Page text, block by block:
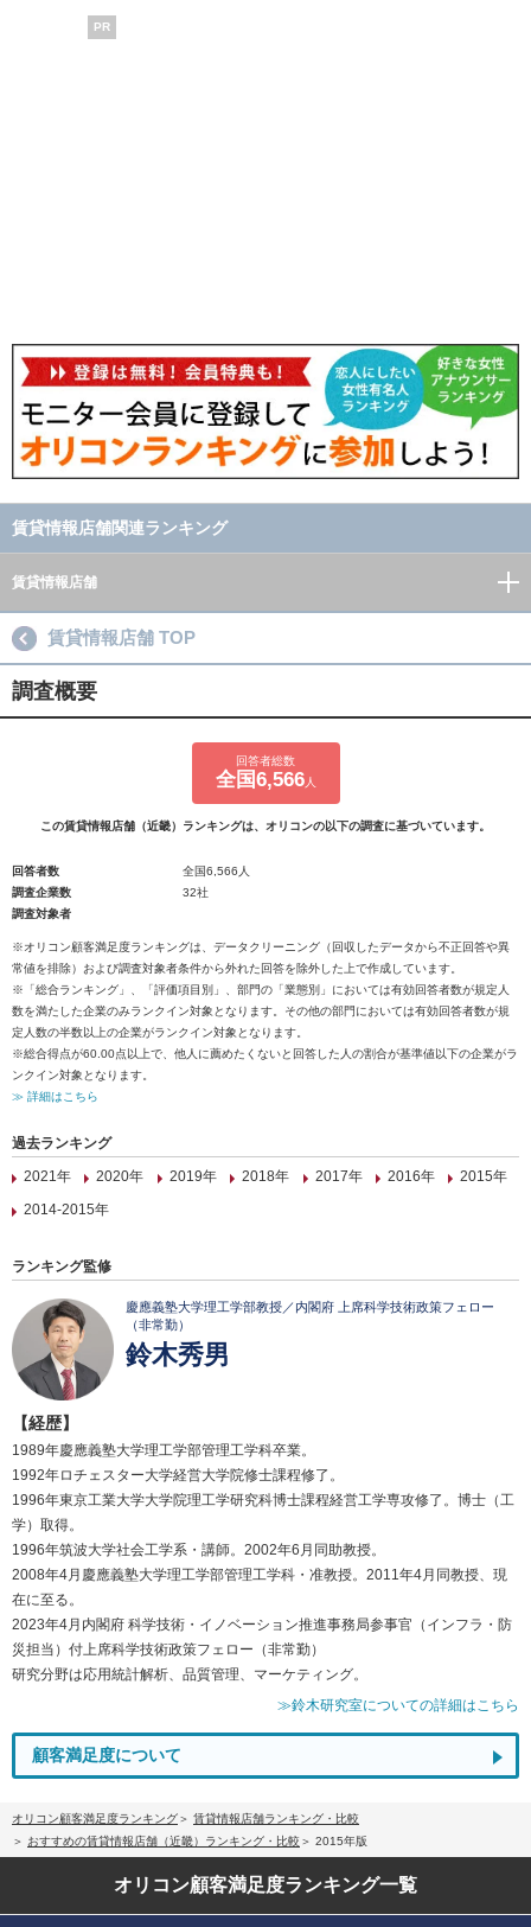
PR
賃貸情報店舗関連ランキング
賃貸情報店舗
賃貸情報店舗 TOP
調査概要
回答者総数
全国6,566人
この賃貸情報店舗（近畿）ランキングは、オリコンの以下の調査に基づいています。
回答者数
全国6,566人
調査企業数
32社
調査対象者
※オリコン顧客満足度ランキングは、データクリーニング（回収したデータから不正回答や異
常値を排除）および調査対象者条件から外れた回答を除外した上で作成しています。
※「総合ランキング」、「評価項目別」、部門の「業態別」においては有効回答者数が規定人
数を満たした企業のみランクイン対象となります。その他の部門においては有効回答者数が規
定人数の半数以上の企業がランクイン対象となります。
※総合得点が60.00点以上で、他人に薦めたくないと回答した人の割合が基準値以下の企業がラ
ンクイン対象となります。
≫ 詳細はこちら
過去ランキング
2021年
2020年 2019年 2018年 2017年 2016年
2015年
2014-2015年
ランキング監修
慶應義塾大学理工学部教授／内閣府 上席科学技術政策フェロー
（非常勤）
鈴木秀男
【経歴】
1989年慶應義塾大学理工学部管理工学科卒業。
1992年ロチェスター大学経営大学院修士課程修了。
1996年東京工業大学大学院理工学研究科博士課程経営工学専攻修了。博士（工
学）取得。
1996年筑波大学社会工学系・講師。2002年6月同助教授。
2008年4月慶應義塾大学理工学部管理工学科・准教授。2011年4月同教授、現
在に至る。
2023年4月内閣府 科学技術・イノベーション推進事務局参事官（インフラ・防
災担当）付上席科学技術政策フェロー（非常勤）
研究分野は応用統計解析、品質管理、マーケティング。
≫鈴木研究室についての詳細はこちら
顧客満足度について
オリコン顧客満足度ランキング
賃貸情報店舗ランキング・比較
おすすめの賃貸情報店舗（近畿）ランキング・比較
2015年版
オリコン顧客満足度ランキング一覧